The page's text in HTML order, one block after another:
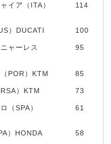
イア（ITA）
114
）DUCATI 100
ャーレス
95
POR）KTM 85
）KTM 73
（SPA）
61
）HONDA 58